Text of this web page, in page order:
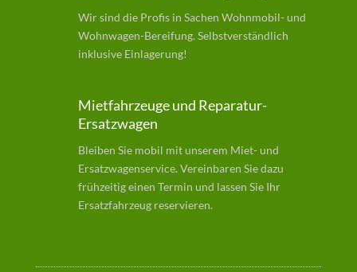
Wir sind die Profis in Sachen Wohnmobil- und
Wohnwagen-Bereifung. Selbstverständlich
inklusive Einlagerung!
Mietfahrzeuge und Reparatur-
Ersatzwagen
Bleiben Sie mobil mit unserem Miet- und
Ersatzwagenservice. Vereinbaren Sie dazu
frühzeitig einen Termin und lassen Sie Ihr
Ersatzfahrzeug reservieren.